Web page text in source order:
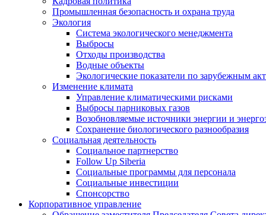
Промышленная безопасность и охрана труда
Экология
Система экологического менеджмента
Выбросы
Отходы производства
Водные объекты
Экологические показатели по зарубежным
Изменение климата
Управление климатическими рисками
Выбросы парниковых газов
Возобновляемые источники энергии и
Сохранение биологического разнообразия
Социальная деятельность
Социальное партнерство
Follow Up Siberia
Социальные программы для персонала
Социальные инвестиции
Спонсорство
Корпоративное управление